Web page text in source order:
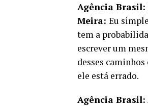
Agência Brasil:
Meira: Eu
tem a
escrever um
desses
ele está errado.
Agência Brasil: